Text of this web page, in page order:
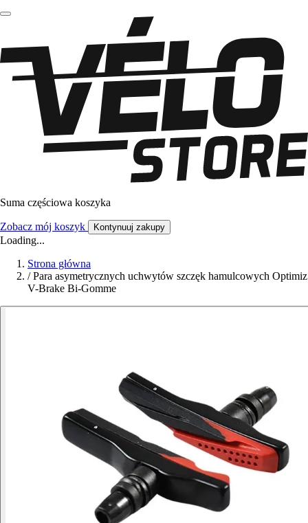
Suma częściowa koszyka
Zobacz mój koszyk Kontynuuj zakupy
Loading...
Strona główna
/ Para asymetrycznych uchwytów szczęk hamulcowych Optimiz
V-Brake Bi-Gomme